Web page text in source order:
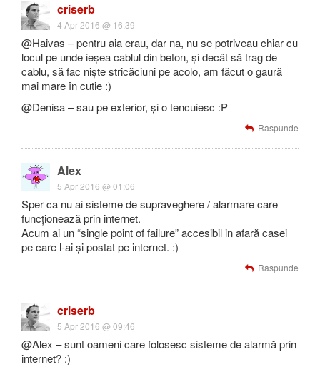
criserb
4 Apr 2016 @ 16:39
@Haivas – pentru aia erau, dar na, nu se potriveau chiar cu
locul pe unde ieșea cablul din beton, și decât să trag de
cablu, să fac niște stricăciuni pe acolo, am făcut o gaură
mai mare în cutie :)
@Denisa – sau pe exterior, și o tencuiesc :P
Raspunde
Alex
5 Apr 2016 @ 01:06
Sper ca nu ai sisteme de supraveghere / alarmare care
funcționează prin internet.
Acum ai un “single point of failure” accesibil in afară casei
pe care l-ai și postat pe internet. :)
Raspunde
criserb
5 Apr 2016 @ 09:46
@Alex – sunt oameni care folosesc sisteme de alarmă prin
internet? :)